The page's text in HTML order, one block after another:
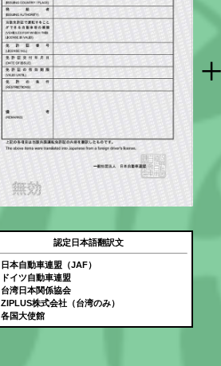
+
認定日本語翻訳文
日本自動車連盟（JAF）
ドイツ自動車連盟
台湾日本関係協会
ZIPLUS株式会社（台湾のみ）
各国大使館